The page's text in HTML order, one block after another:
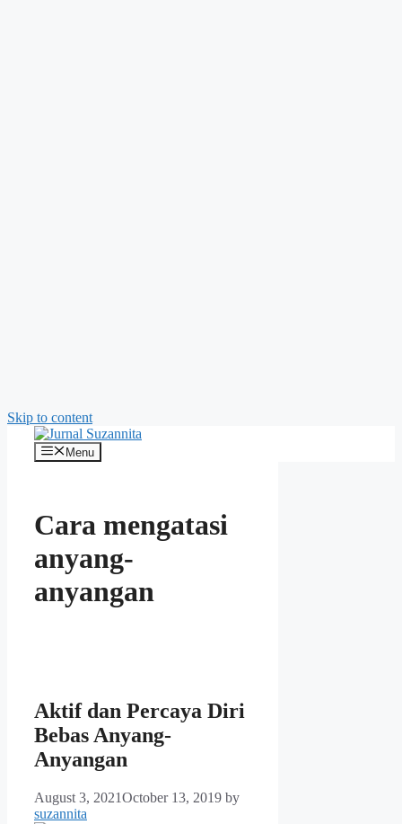
Skip to content
Menu
Cara mengatasi
anyang-
anyangan
Aktif dan Percaya Diri
Bebas Anyang-
Anyangan
August 3, 2021October 13, 2019 by
suzannita